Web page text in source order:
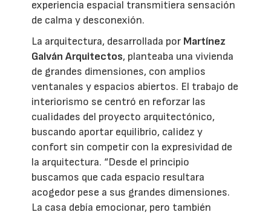
experiencia espacial transmitiera sensación
de calma y desconexión.
La arquitectura, desarrollada por Martínez
Galván Arquitectos, planteaba una vivienda
de grandes dimensiones, con amplios
ventanales y espacios abiertos. El trabajo de
interiorismo se centró en reforzar las
cualidades del proyecto arquitectónico,
buscando aportar equilibrio, calidez y
confort sin competir con la expresividad de
la arquitectura. “Desde el principio
buscamos que cada espacio resultara
acogedor pese a sus grandes dimensiones.
La casa debía emocionar, pero también